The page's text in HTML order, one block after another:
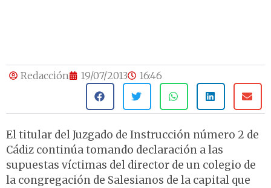
Redacción 19/07/2013 16:46
El titular del Juzgado de Instrucción número 2 de
Cádiz continúa tomando declaración a las
supuestas víctimas del director de un colegio de
la congregación de Salesianos de la capital que